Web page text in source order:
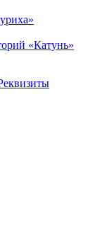
«Катунь»